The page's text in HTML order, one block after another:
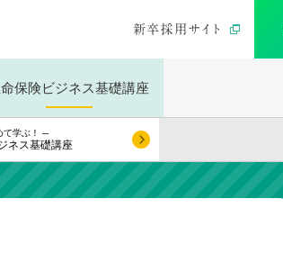
保険ビジネス基礎講座
て学ぶ！ ─
ネス基礎講座